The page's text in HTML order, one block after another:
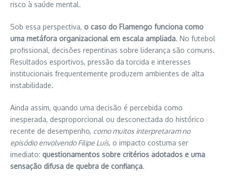
risco à saúde mental.
Sob essa perspectiva, o caso do Flamengo funciona como
uma metáfora organizacional em escala ampliada. No futebol
profissional, decisões repentinas sobre liderança são comuns.
Resultados esportivos, pressão da torcida e interesses
institucionais frequentemente produzem ambientes de alta
instabilidade.
Ainda assim, quando uma decisão é percebida como
inesperada, desproporcional ou desconectada do histórico
recente de desempenho, como muitos interpretaram no
episódio envolvendo Filipe Luís, o impacto costuma ser
imediato: questionamentos sobre critérios adotados e uma
sensação difusa de quebra de confiança.